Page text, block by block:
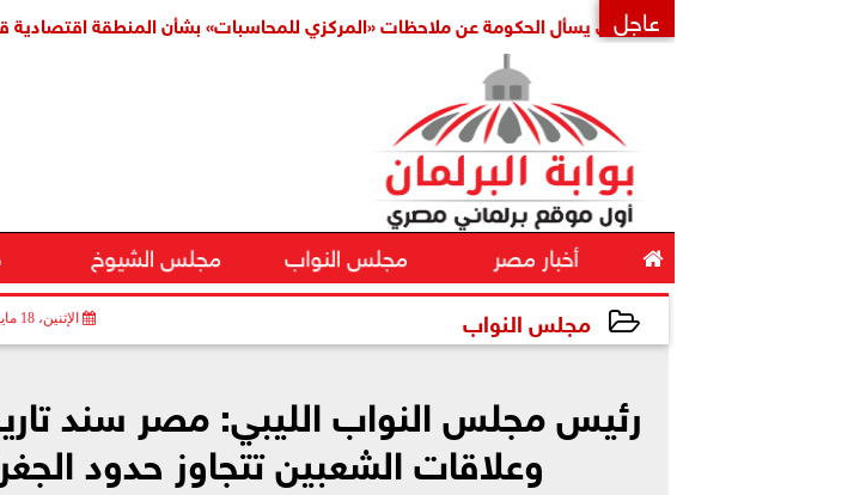
عاجل
النائب حسين هريدي يسأل الحكومة عن ملاحظات «المركزي للمحاسبات» بشأن المنطقة اقتصادية قناة
 أخبار مصر مجلس النواب مجلس الشيوخ
مجلس النواب الإثنين، 18 مايو 2026
رئيس مجلس النواب الليبي: مصر سند
وعلاقات الشعبين تتجاوز حدود